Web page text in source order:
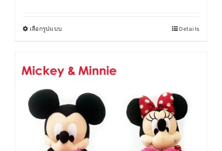
เลือกรูปแบบ
multiple
options
may
be
Details